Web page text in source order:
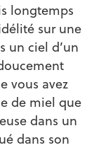
longtemps
sur une
un ciel d’un
vous avez
de miel que
dans un
dans son